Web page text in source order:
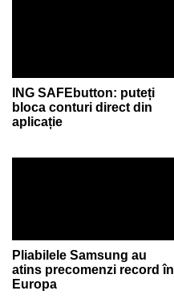
ING SAFEbutton: puteți
bloca conturi direct din
aplicație
Pliabilele Samsung au
atins precomenzi record în
Europa